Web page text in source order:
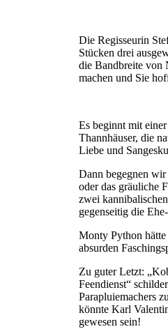
Die Regisseurin
Stücken drei
die Bandbreite von
machen und Sie
Es beginnt mit
Thannhäuser, die
Liebe und
Dann begegnen
oder das gräuliche
zwei
gegenseitig die
Monty Python hätte
absurden
Zu guter Letzt:
Feendienst“
Parapluiemachers
könnte Karl
gewesen sein!